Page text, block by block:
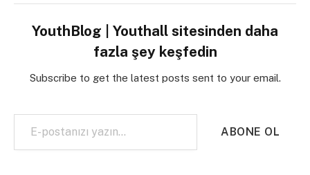
YouthBlog | Youthall sitesinden daha
fazla şey keşfedin
Subscribe to get the latest posts sent to your email.
E-postanızı yazın…
ABONE OL